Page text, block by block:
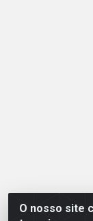
O nosso site
Linhavix